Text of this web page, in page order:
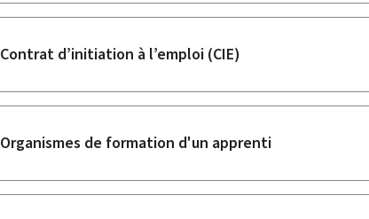
Contrat d’initiation à l’emploi (CIE)
Organismes de formation d'un apprenti